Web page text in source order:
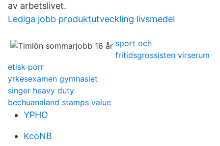
av arbetslivet.
Lediga jobb produktutveckling livsmedel
sport och
fritidsgrossisten virserum
etisk porr
yrkesexamen gymnasiet
singer heavy duty
bechuanaland stamps value
YPHO
KcoNB